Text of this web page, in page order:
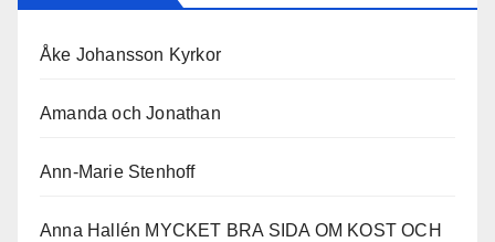
Åke Johansson Kyrkor
Amanda och Jonathan
Ann-Marie Stenhoff
Anna Hallén MYCKET BRA SIDA OM KOST OCH